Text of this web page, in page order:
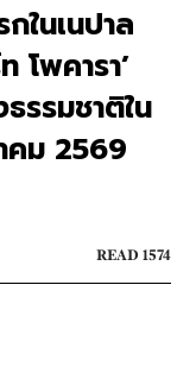
ในเนปาล
โพคารา’
รรมชาติใน
คม 2569
READ 1574